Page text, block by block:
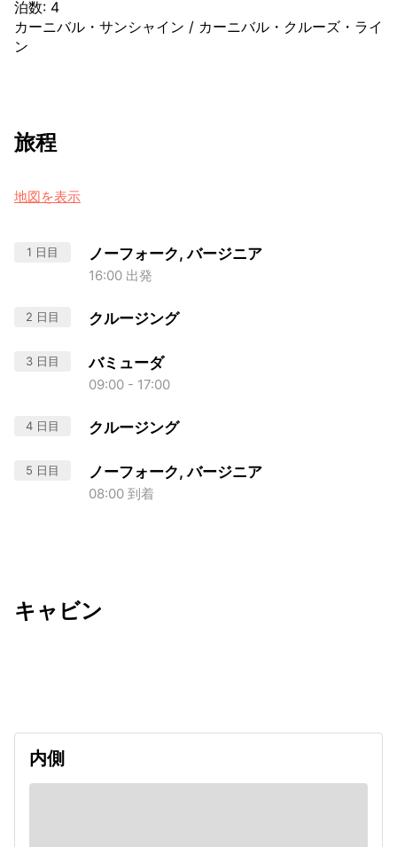
泊数: 4
カーニバル・サンシャイン / カーニバル・クルーズ・ライ
ン
旅程
地図を表示
1 日目 ノーフォーク, バージニア
16:00 出発
2 日目 クルージング
3 日目 バミューダ
09:00 - 17:00
4 日目 クルージング
5 日目 ノーフォーク, バージニア
08:00 到着
キャビン
内側